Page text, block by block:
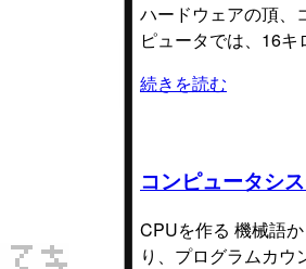
ハードウェアの頂、
ピュータでは、16
続きを読む
コンピュータシ
CPUを作る 機械語
り、プログラムカ